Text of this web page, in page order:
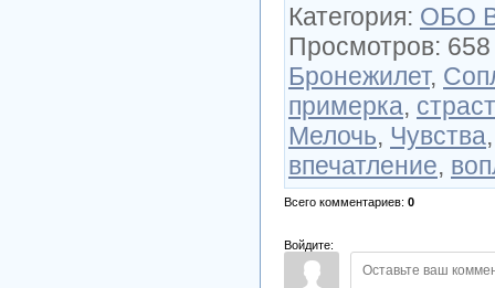
Категория: ОБО
Просмотров: 658
Бронежилет,
примерка,
Мелочь, Чувства
впечатление,
Всего комментариев: 0
Войдите: